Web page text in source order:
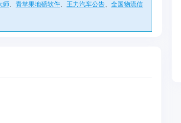
师、 青苹果地磅软件、 王力汽车公告、 全国物流信